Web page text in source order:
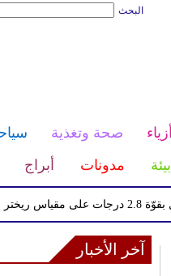
البحث
أزياء صحة وتغذية
بيئة مدونات أبراج
آخر الأخبار